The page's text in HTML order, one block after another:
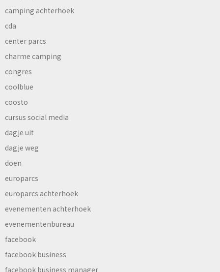
camping achterhoek
cda
center parcs
charme camping
congres
coolblue
coosto
cursus social media
dagje uit
dagje weg
doen
europarcs
europarcs achterhoek
evenementen achterhoek
evenementenbureau
facebook
facebook business
facebook business manager